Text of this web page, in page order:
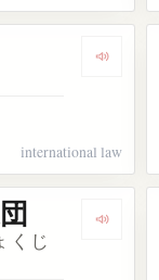
international law
くじ